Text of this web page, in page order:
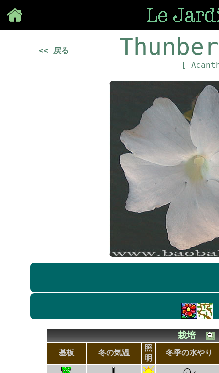
<< 戻る
[
栽培
基板 冬の気温
照
明
冬季の水やり